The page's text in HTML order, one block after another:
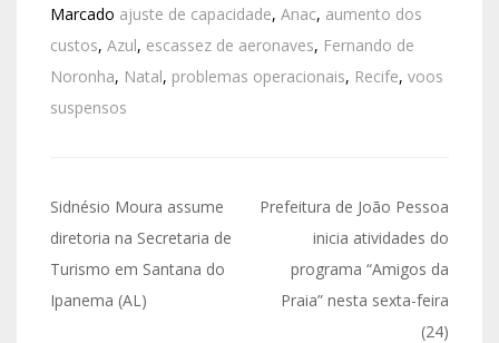
Marcado ajuste de capacidade, Anac, aumento dos
custos, Azul, escassez de aeronaves, Fernando de
Noronha, Natal, problemas operacionais, Recife, voos
suspensos
Sidnésio Moura assume
diretoria na Secretaria de
Turismo em Santana do
Ipanema (AL)
Prefeitura de João Pessoa
inicia atividades do
programa “Amigos da
Praia” nesta sexta-feira
(24)